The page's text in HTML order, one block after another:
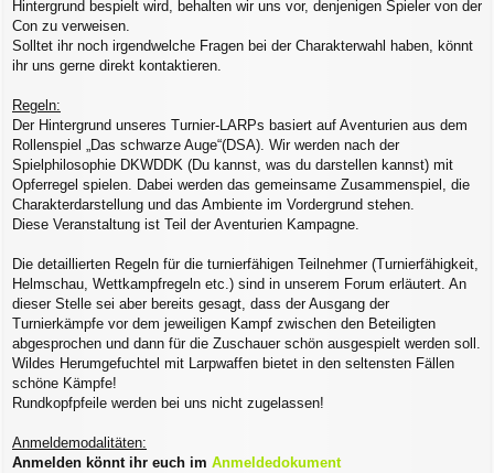
Hintergrund bespielt wird, behalten wir uns vor, denjenigen Spieler von der
Con zu verweisen.
Solltet ihr noch irgendwelche Fragen bei der Charakterwahl haben, könnt
ihr uns gerne direkt kontaktieren.
Regeln:
Der Hintergrund unseres Turnier-LARPs basiert auf Aventurien aus dem
Rollenspiel „Das schwarze Auge“(DSA). Wir werden nach der
Spielphilosophie DKWDDK (Du kannst, was du darstellen kannst) mit
Opferregel spielen. Dabei werden das gemeinsame Zusammenspiel, die
Charakterdarstellung und das Ambiente im Vordergrund stehen.
Diese Veranstaltung ist Teil der Aventurien Kampagne.
Die detaillierten Regeln für die turnierfähigen Teilnehmer (Turnierfähigkeit,
Helmschau, Wettkampfregeln etc.) sind in unserem Forum erläutert. An
dieser Stelle sei aber bereits gesagt, dass der Ausgang der
Turnierkämpfe vor dem jeweiligen Kampf zwischen den Beteiligten
abgesprochen und dann für die Zuschauer schön ausgespielt werden soll.
Wildes Herumgefuchtel mit Larpwaffen bietet in den seltensten Fällen
schöne Kämpfe!
Rundkopfpfeile werden bei uns nicht zugelassen!
Anmeldemodalitäten:
Anmelden könnt ihr euch im Anmeldedokument